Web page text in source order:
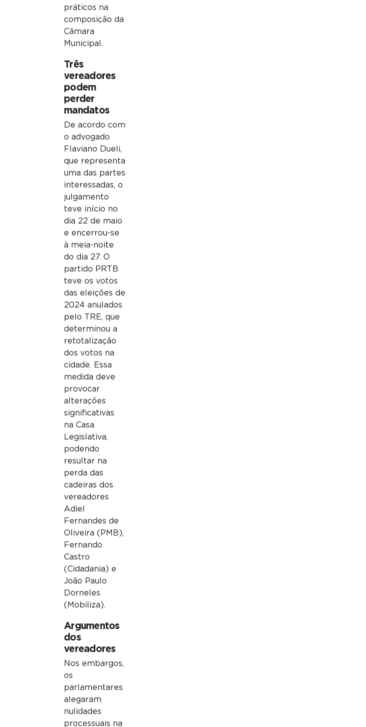
práticos na
composição da
Câmara
Municipal.
Três
vereadores
podem
perder
mandatos
De acordo com
o advogado
Flaviano Dueli,
que representa
uma das partes
interessadas, o
julgamento
teve início no
dia 22 de maio
e encerrou-se
à meia-noite
do dia 27. O
partido PRTB
teve os votos
das eleições de
2024 anulados
pelo TRE, que
determinou a
retotalização
dos votos na
cidade. Essa
medida deve
provocar
alterações
significativas
na Casa
Legislativa,
podendo
resultar na
perda das
cadeiras dos
vereadores
Adiel
Fernandes de
Oliveira (PMB),
Fernando
Castro
(Cidadania) e
João Paulo
Dorneles
(Mobiliza).
Argumentos
dos
vereadores
Nos embargos,
os
parlamentares
alegaram
nulidades
processuais na